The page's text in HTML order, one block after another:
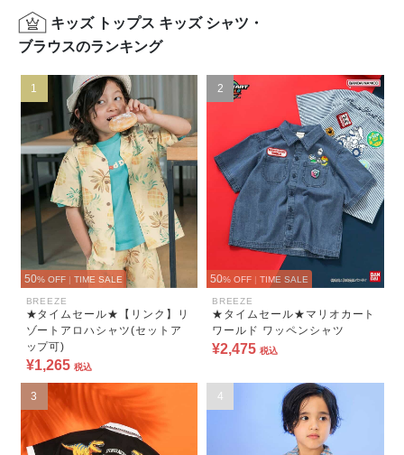
キッズ トップス キッズ シャツ・
ブラウスのランキング
1
50% OFF | TIME SALE
BREEZE
★タイムセール★【リンク】リ
ゾートアロハシャツ(セットア
ップ可)
¥1,265 税込
2
50% OFF | TIME SALE
BREEZE
★タイムセール★マリオカート
ワールド ワッペンシャツ
¥2,475 税込
3 4